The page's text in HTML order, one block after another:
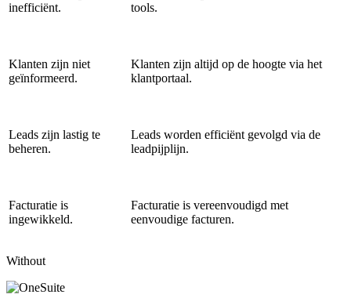
inefficiënt.
tools.
Klanten zijn niet
geïnformeerd.
Klanten zijn altijd op de hoogte via het
klantportaal.
Leads zijn lastig te
beheren.
Leads worden efficiënt gevolgd via de
leadpijplijn.
Facturatie is
ingewikkeld.
Facturatie is vereenvoudigd met
eenvoudige facturen.
Without